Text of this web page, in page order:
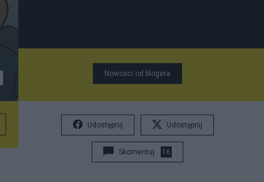
Nowości od blogera
Udostępnij Udostępnij
Skomentuj 16